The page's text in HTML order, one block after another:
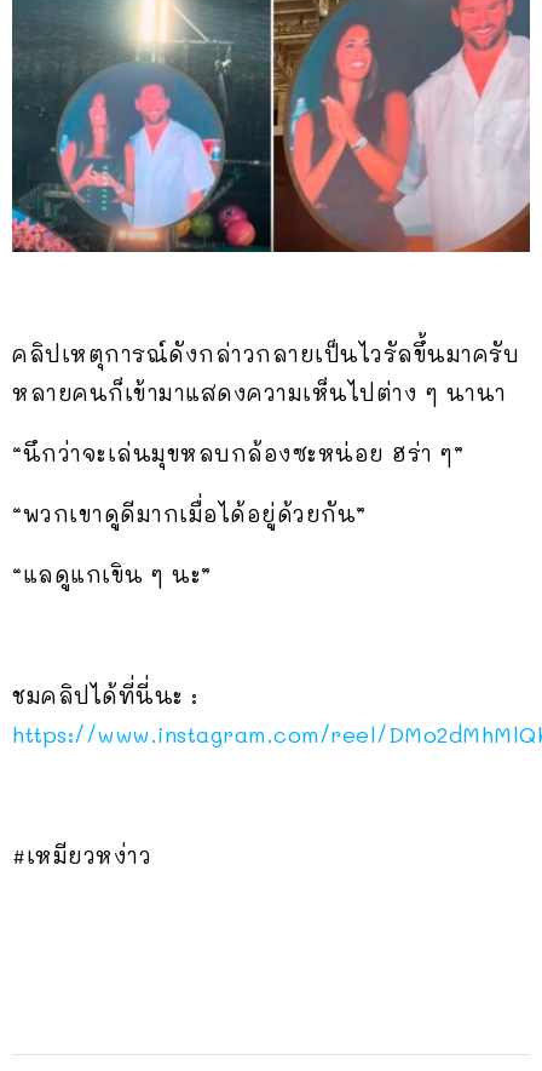
คลิปเหตุการณ์ดังกล่าวกลายเป็นไวรัลขึ้นมาครับ
หลายคนก็เข้ามาแสดงความเห็นไปต่าง ๆ นานา
“นึกว่าจะเล่นมุขหลบกล้องซะหน่อย ฮร่า ๆ”
“พวกเขาดูดีมากเมื่อได้อยู่ด้วยกัน”
“แลดูแกเขิน ๆ นะ”
ชมคลิปได้ที่นี่นะ :
https://www.instagram.com/reel/
#เหมียวหง่าว